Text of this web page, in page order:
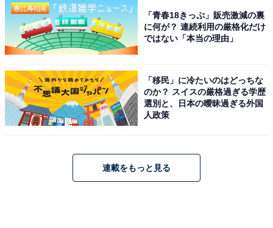
「青春18きっぷ」販売激減の裏
に何が？ 連続利用の厳格化だけ
ではない「本当の理由」
「移民」に冷たいのはどっちな
のか？ スイスの厳格過ぎる学歴
選別と、日本の曖昧過ぎる外国
人政策
連載をもっと見る